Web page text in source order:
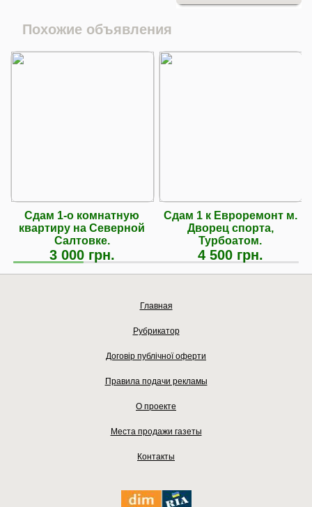
Похожие объявления
Сдам 1-о комнатную
квартиру на Северной
Салтовке.
3 000 грн.
Сдам 1 к Евроремонт м.
Дворец спорта,
Турбоатом.
4 500 грн.
Главная
Рубрикатор
Договір публічної оферти
Правила подачи рекламы
О проекте
Места продажи газеты
Контакты